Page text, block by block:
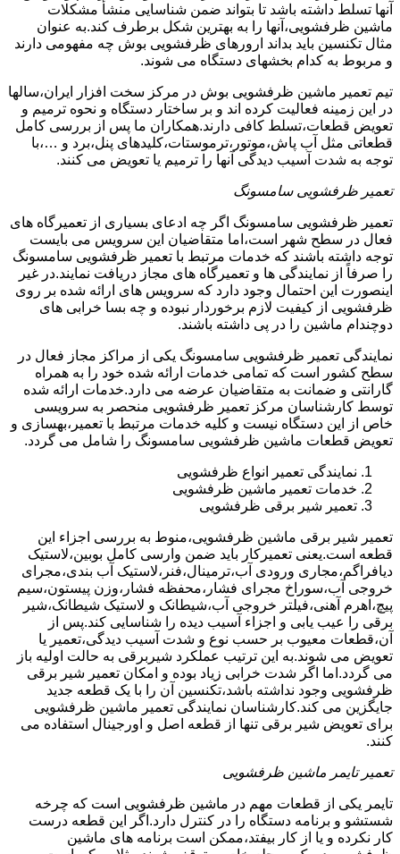
آنها تسلط داشته باشد تا بتواند ضمن شناسایی منشأ مشکلات
ماشین ظرفشویی،آنها را به بهترین شکل برطرف کند.به عنوان
مثال تکنسین باید بداند ارورهای ظرفشویی بوش چه مفهومی دارند
و مربوط به کدام بخشهای دستگاه می شوند.
تیم تعمیر ماشین ظرفشویی بوش در مرکز سخت افزار ایران،سالها
در این زمینه فعالیت کرده اند و بر ساختار دستگاه و نحوه ترمیم و
تعویض قطعات،تسلط کافی دارند.همکاران ما پس از بررسی کامل
قطعاتی مثل آب پاش،موتور،ترموستات،کلیدهای پنل،برد و …،با
توجه به شدت آسیب دیدگی آنها را ترمیم یا تعویض می کنند.
تعمیر ظرفشویی سامسونگ
تعمیر ظرفشویی سامسونگ اگر چه ادعای بسیاری از تعمیرگاه های
فعال در سطح شهر است،اما متقاضیان این سرویس می بایست
توجه داشته باشند که خدمات مرتبط با تعمیر ظرفشویی سامسونگ
را صرفاً از نمایندگی ها و تعمیرگاه های مجاز دریافت نمایند.در غیر
اینصورت این احتمال وجود دارد که سرویس های ارائه شده بر روی
ظرفشویی از کیفیت لازم برخوردار نبوده و چه بسا خرابی های
دوچندام ماشین را در پی داشته باشند.
نمایندگی تعمیر ظرفشویی سامسونگ یکی از مراکز مجاز فعال در
سطح کشور است که تمامی خدمات ارائه شده خود را به همراه
گارانتی و ضمانت به متقاضیان عرضه می دارد.خدمات ارائه شده
توسط کارشناسان مرکز تعمیر ظرفشویی منحصر به سرویسی
خاص از این دستگاه نیست و کلیه خدمات مرتبط با تعمیر،بهسازی و
تعویض قطعات ماشین ظرفشویی سامسونگ را شامل می گردد.
نمایندگی تعمیر انواع ظرفشویی
خدمات تعمیر ماشین ظرفشویی
تعمیر شیر برقی ظرفشویی
تعمیر شیر برقی ماشین ظرفشویی،منوط به بررسی اجزاء این
قطعه است.یعنی تعمیرکار باید ضمن وارسی کامل بوبین،لاستیک
دیافراگم،مجاری ورودی آب،ترمینال،فنر،لاستیک آب بندی،مجرای
خروجی آب،سوراخ مجرای فشار،محفظه فشار،وزن پیستون،سیم
پیچ،اهرم آهنی،فیلتر خروجی آب،شیطانک و لاستیک شیطانک،شیر
برقی را عیب یابی و اجزاء آسیب دیده را شناسایی کند.پس از
آن،قطعات معیوب بر حسب نوع و شدت آسیب دیدگی،تعمیر یا
تعویض می شوند.به این ترتیب عملکرد شیربرقی به حالت اولیه باز
می گردد.اما اگر شدت خرابی زیاد بوده و امکان تعمیر شیر برقی
ظرفشویی وجود نداشته باشد،تکنسین آن را با یک قطعه جدید
جایگزین می کند.کارشناسان نمایندگی تعمیر ماشین ظرفشویی
برای تعویض شیر برقی تنها از قطعه اصل و اورجینال استفاده می
کنند.
تعمیر تایمر ماشین ظرفشویی
تایمر یکی از قطعات مهم در ماشین ظرفشویی است که چرخه
شستشو و برنامه دستگاه را در کنترل دارد.اگر این قطعه درست
کار نکرده و یا از کار بیفتد،ممکن است برنامه های ماشین